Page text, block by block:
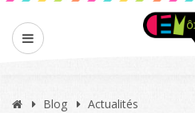
Blog
Actualités